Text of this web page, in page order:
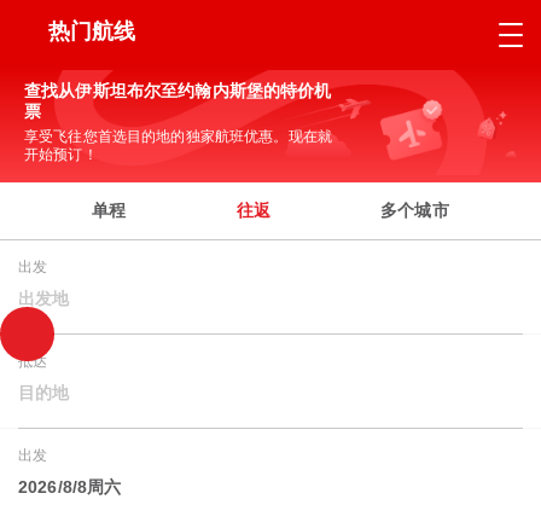
热门航线
查找从伊斯坦布尔至约翰内斯堡的特价机
票
享受飞往您首选目的地的独家航班优惠。现在就
开始预订！
单程 往返 多个城市
出发
出发地
抵达
目的地
出发
2026/8/8周六